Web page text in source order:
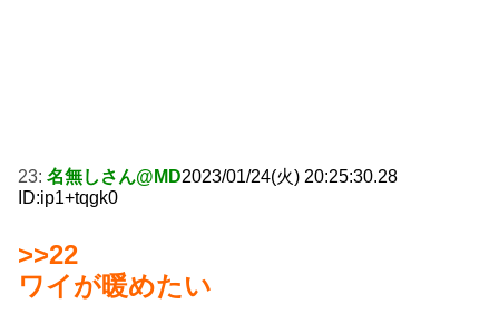
23: 名無しさん@MD2023/01/24(火) 20:25:30.28
ID:ip1+tqgk0
>>22
ワイが暖めたい